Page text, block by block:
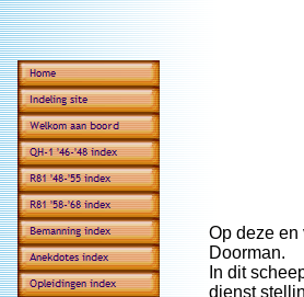
Op deze en
Doorman.
In dit
dienst